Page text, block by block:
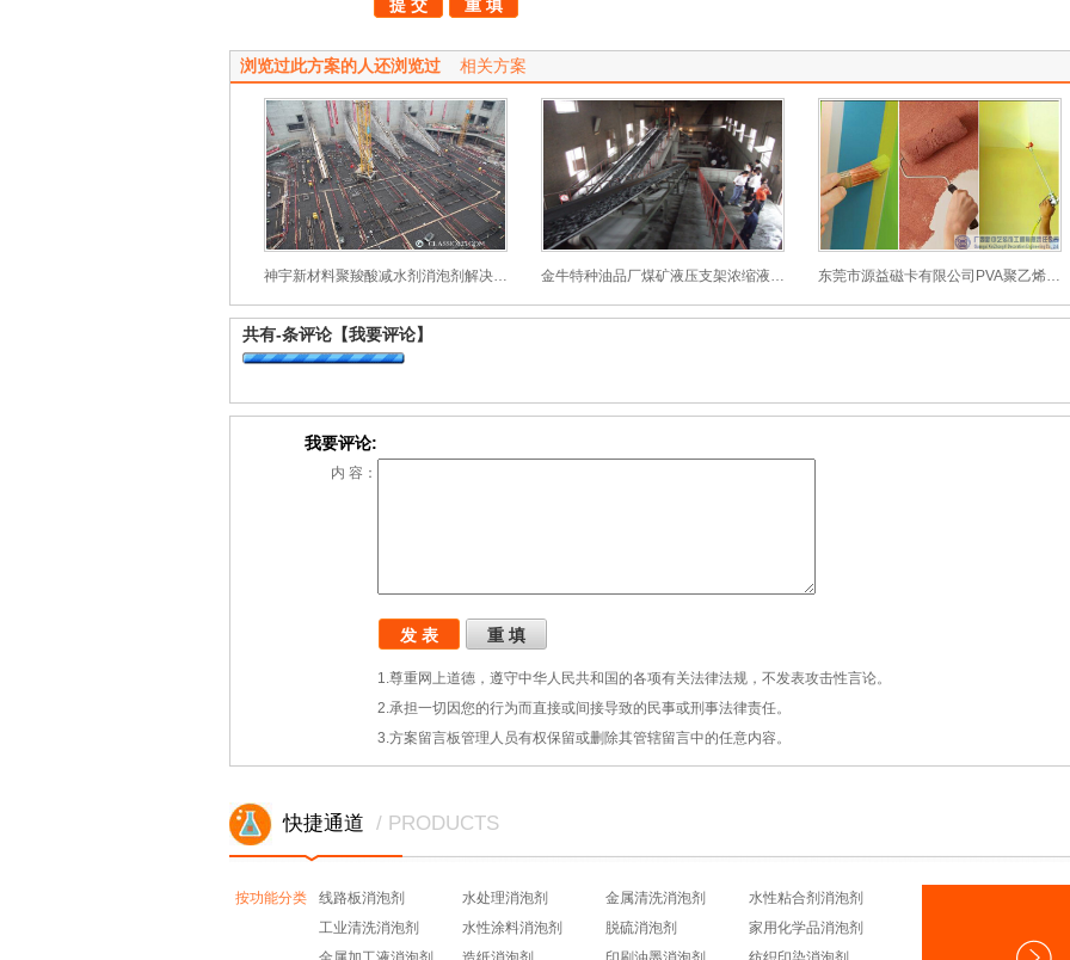
浏览过此方案的人还浏览过 相关方案
神宇新材料聚羧酸减水剂消泡剂解决方案 金牛特种油品厂煤矿液压支架浓缩液解决方案 东莞市源益磁卡有限公司PVA聚乙烯醇消泡剂解决方案
共有-条评论 【我要评论】
我要评论:
内 容：
1.尊重网上道德，遵守中华人民共和国的各项有关法律法规，不发表攻击性言论。
2.承担一切因您的行为而直接或间接导致的民事或刑事法律责任。
3.方案留言板管理人员有权保留或删除其管辖留言中的任意内容。
快捷通道 / PRODUCTS
按功能分类 线路板消泡剂 水处理消泡剂 金属清洗消泡剂
水性粘合剂消泡剂
工业清洗消泡剂
水性涂料消泡剂 脱硫消泡剂
家用化学品消泡剂